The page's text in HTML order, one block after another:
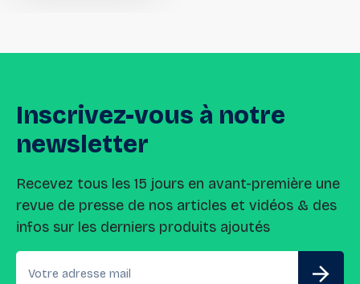
Inscrivez-vous à notre
newsletter
Recevez tous les 15 jours en avant-première une
revue de presse de nos articles et vidéos & des
infos sur les derniers produits ajoutés